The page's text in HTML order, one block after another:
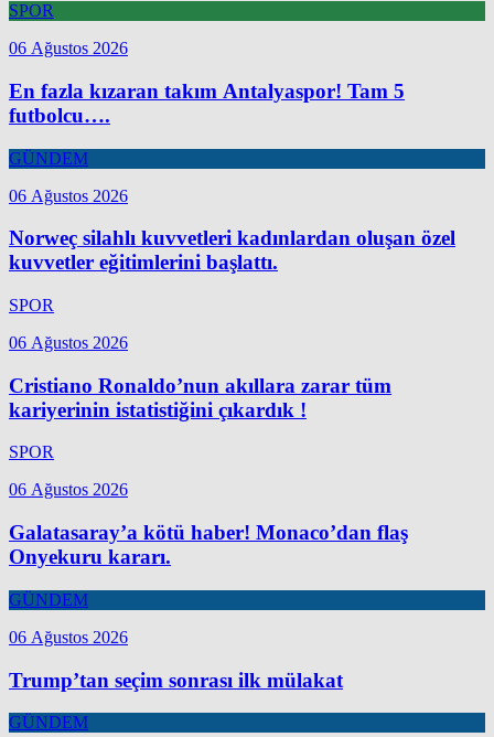
SPOR
06 Ağustos 2026
En fazla kızaran takım Antalyaspor! Tam 5
futbolcu….
GÜNDEM
06 Ağustos 2026
Norweç silahlı kuvvetleri kadınlardan oluşan özel
kuvvetler eğitimlerini başlattı.
SPOR
06 Ağustos 2026
Cristiano Ronaldo’nun akıllara zarar tüm
kariyerinin istatistiğini çıkardık !
SPOR
06 Ağustos 2026
Galatasaray’a kötü haber! Monaco’dan flaş
Onyekuru kararı.
GÜNDEM
06 Ağustos 2026
Trump’tan seçim sonrası ilk mülakat
GÜNDEM